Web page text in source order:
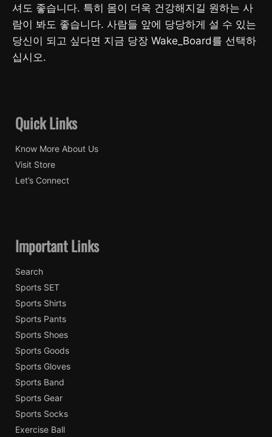
셔도 좋습니다. 특히 몸이 더욱 건강해지길 원하는 사
람이 봐도 좋습니다. 사람들 앞에 당당하게 설 수 있는
당신이 되고 싶다면 지금 당장 Wake_Board를 선택하
십시오.
Quick Links
Know More About Us
Visit Store
Let’s Connect
Important Links
Search
Sports SET
Sports Shirts
Sports Pants
Sports Shoes
Sports Goods
Sports Gloves
Sports Band
Sports Gear
Sports Socks
Exercise Ball